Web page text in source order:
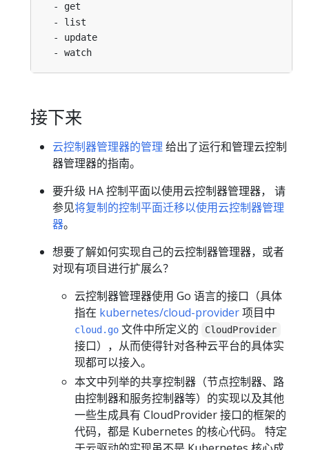
- get
- list
- update
- watch
接下来
云控制器管理器的管理 给出了运行和管理云控制
器管理器的指南。
要升级 HA 控制平面以使用云控制器管理器， 请
参见将复制的控制平面迁移以使用云控制器管理
器。
想要了解如何实现自己的云控制器管理器，或者
对现有项目进行扩展么？
云控制器管理器使用 Go 语言的接口（具体
指在 kubernetes/cloud-provider项目中
cloud.go 文件中所定义的 CloudProvider
接口），从而使得针对各种云平台的具体实
现都可以接入。
本文中列举的共享控制器（节点控制器、路
由控制器和服务控制器等）的实现以及其他
一些生成具有 CloudProvider 接口的框架的
代码，都是 Kubernetes 的核心代码。 特定